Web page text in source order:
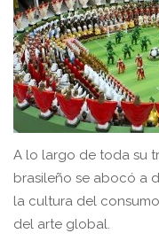
A lo largo de toda su
brasileño se abocó a
la cultura del
del arte global.